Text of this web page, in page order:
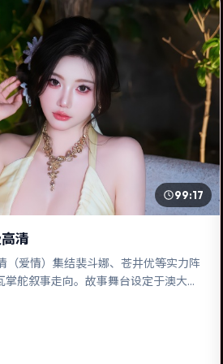
99:17
清
（爱情）集结裴斗娜、苍井优等实力阵
掌舵叙事走向。故事舞台设定于澳大利
择展开连锁反应；配乐与色彩高度服务
寻味。